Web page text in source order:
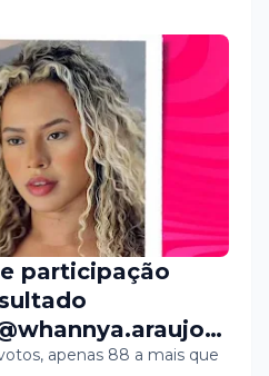
participação
Dissé Folia
apenas 88 a mais que